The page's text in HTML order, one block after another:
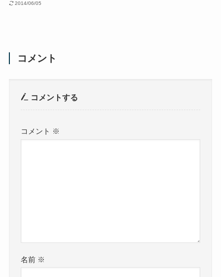
2014/06/05
コメント
コメントする
コメント ※
名前 ※